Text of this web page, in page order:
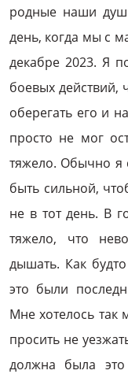
родные наши
день, когда мы с
декабре 2023. Я
боевых действий,
оберегать его и
просто не мог
тяжело. Обычно я
быть сильной,
не в тот день. В
тяжело, что
дышать. Как
это были
Мне хотелось так
просить не
должна была